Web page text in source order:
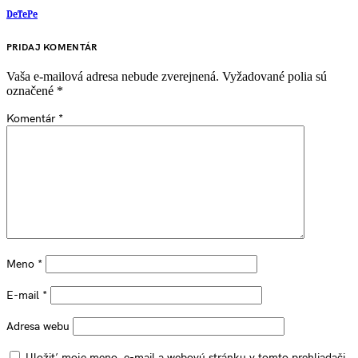
DeTePe
PRIDAJ KOMENTÁR
Vaša e-mailová adresa nebude zverejnená. Vyžadované polia sú
označené *
Komentár *
Meno *
E-mail *
Adresa webu